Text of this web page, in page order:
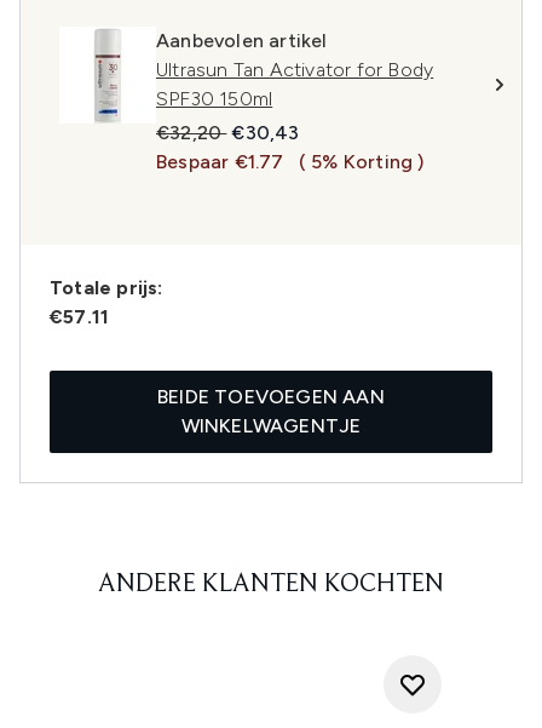
Aanbevolen artikel
Ultrasun Tan Activator for Body
SPF30 150ml
Recommended Retail Price:
€32,20Huidige prijs:
€30,43
Bespaar €1.77
( 5% Korting )
Totale prijs:
€57.11
BEIDE TOEVOEGEN AAN
WINKELWAGENTJE
ANDERE KLANTEN KOCHTEN